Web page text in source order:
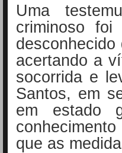
Uma t
criminoso foi
acertando a
socorrida e
Santos, em
em estado
que as